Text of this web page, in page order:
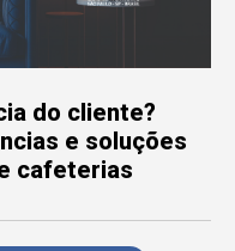
do cliente?
e soluções
cafeterias